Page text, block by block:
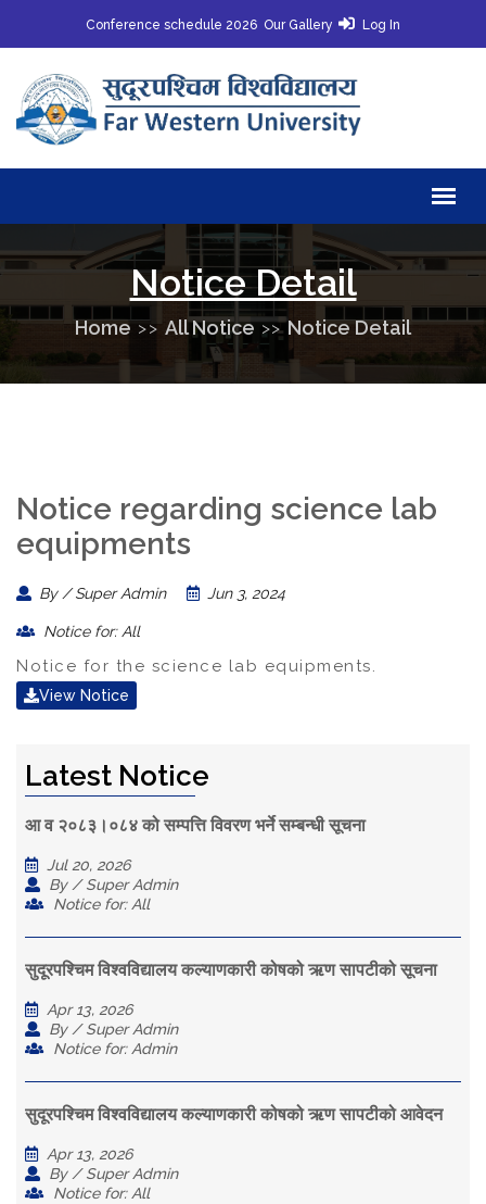
Conference schedule 2026 Our Gallery Log In
Notice Detail
Home All Notice Notice Detail
Notice regarding science lab
equipments
By / Super Admin Jun 3, 2024
Notice for: All
Notice for the science lab equipments.
View Notice
Latest Notice
आ व २०८३।०८४ को सम्पत्ति विवरण भर्ने सम्बन्धी सूचना
Jul 20, 2026
By / Super Admin
Notice for: All
सुदूरपश्चिम विश्वविद्यालय कल्याणकारी कोषको ऋण सापटीको सूचना
Apr 13, 2026
By / Super Admin
Notice for: Admin
सुदूरपश्चिम विश्वविद्यालय कल्याणकारी कोषको ऋण सापटीको आवेदन
Apr 13, 2026
By / Super Admin
Notice for: All